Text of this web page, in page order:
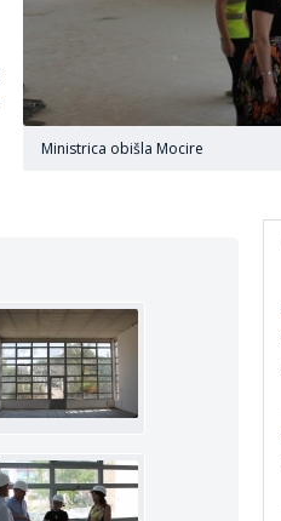
Ministrica obišla Mocire